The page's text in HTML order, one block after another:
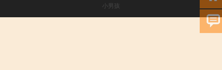
小男孩